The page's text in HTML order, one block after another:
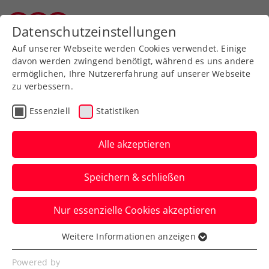
Zurück zur Newsübersicht
Verbands-Info
Leben retten – mit einem
Zukunftszehner für Jana
Das seit vier Jahren krebskranke Mädchen
Jana braucht dringend die Hilfe von
Österreichs Tennis-Community.
Verfasst von: Redaktion, 13.07.2022
Datenschutzeinstellungen
Auf unserer Webseite werden Cookies verwendet. Einige
davon werden zwingend benötigt, während es uns andere
ermöglichen, Ihre Nutzererfahrung auf unserer Webseite
zu verbessern.
Essenziell Statistiken
Alle akzeptieren
Speichern & schließen
Nur essenzielle Cookies akzeptieren
Essenziell
Essenzielle Cookies werden für grundlegende
Weitere Informationen anzeigen
Powered by